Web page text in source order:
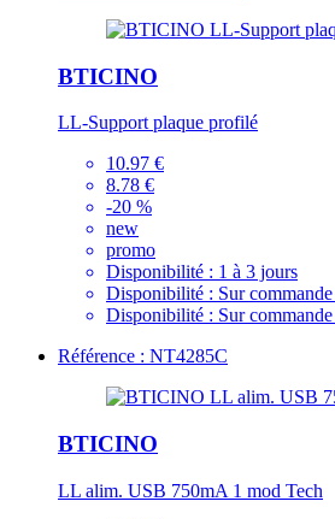
BTICINO
LL-Support plaque profilé
10.97 €
8.78 €
-20 %
new
promo
Disponibilité : 1 à 3 jours
Disponibilité : Sur
Disponibilité : Sur
Référence : NT4285C
BTICINO
LL alim. USB 750mA 1 mod Tech